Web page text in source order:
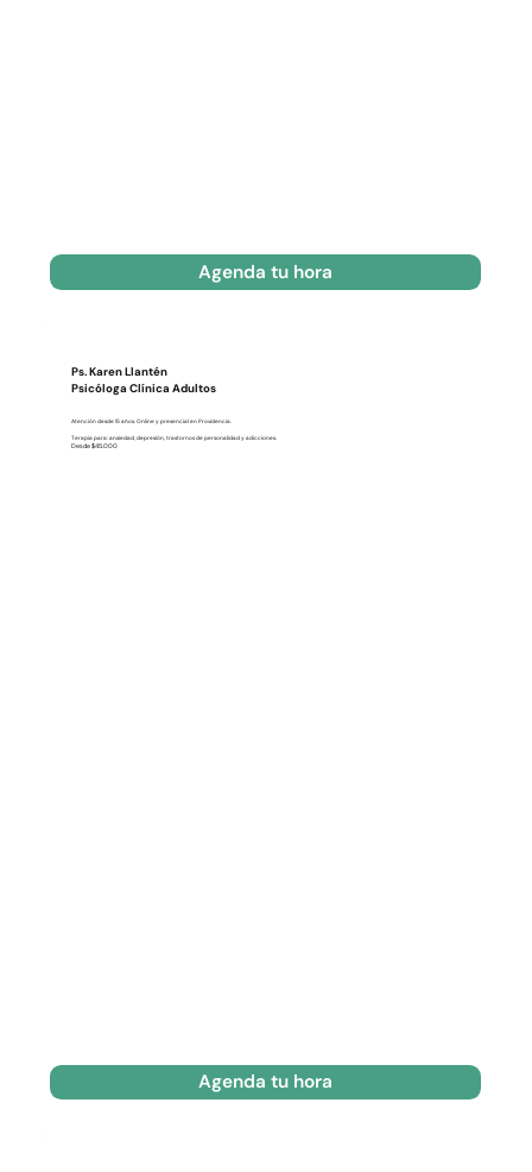
Agenda tu hora
Ps. Karen Llantén
Psicóloga Clínica Adultos
Atención desde 15 años. Online y presencial en Providencia.
Terapia para: ansiedad, depresión, trastornos de personalidad y adicciones.
Desde $45.000
Agenda tu hora